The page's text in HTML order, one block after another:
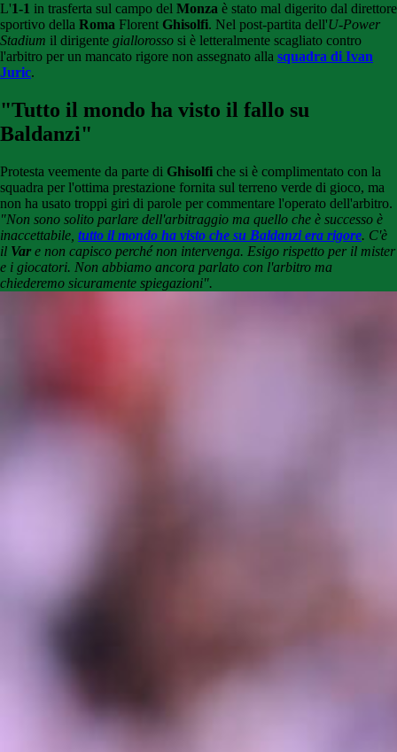
L'1-1 in trasferta sul campo del Monza è stato mal digerito dal direttore
sportivo della Roma Florent Ghisolfi. Nel post-partita dell'U-Power
Stadium il dirigente giallorosso si è letteralmente scagliato contro
l'arbitro per un mancato rigore non assegnato alla squadra di Ivan
Juric.
"Tutto il mondo ha visto il fallo su
Baldanzi"
Protesta veemente da parte di Ghisolfi che si è complimentato con la
squadra per l'ottima prestazione fornita sul terreno verde di gioco, ma
non ha usato troppi giri di parole per commentare l'operato dell'arbitro.
"Non sono solito parlare dell'arbitraggio ma quello che è successo è
inaccettabile, tutto il mondo ha visto che su Baldanzi era rigore. C'è
il Vare non capisco perché non intervenga. Esigo rispetto per il mister
e i giocatori. Non abbiamo ancora parlato con l'arbitro ma
chiederemo sicuramente spiegazioni".